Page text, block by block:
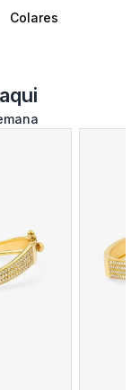
Colares